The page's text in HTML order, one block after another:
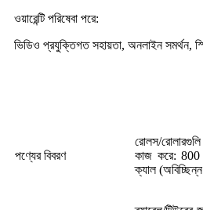
ওয়ারেন্টি পরিষেবা পরে:
ভিডিও প্রযুক্তিগত সহায়তা, অনলাইন সমর্থন,
পণ্যের বিবরণ
রোলস/রোলারগুলি
কাজ করে: 800
ক্যাল